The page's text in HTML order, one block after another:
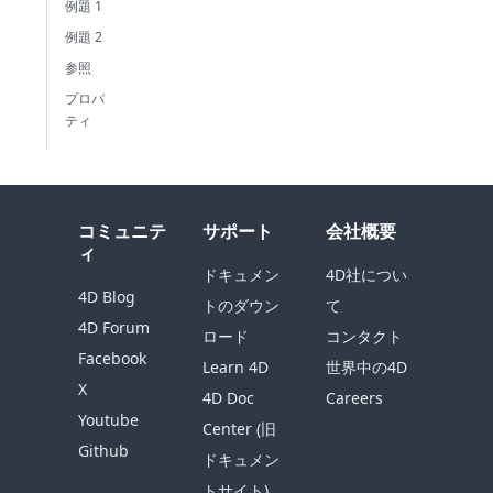
例題 1
例題 2
参照
プロパ
ティ
コミュニテ
ィ
4D Blog
4D Forum
Facebook
X
Youtube
Github
サポート
ドキュメン
トのダウン
ロード
Learn 4D
4D Doc
Center (旧
ドキュメン
会社概要
4D社につい
て
コンタクト
世界中の4D
Careers